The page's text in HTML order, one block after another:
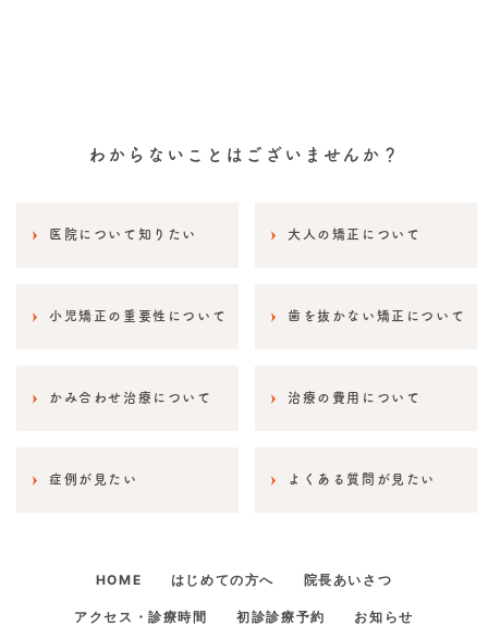
わからないことはございませんか？
医院について知りたい 大人の矯正について
小児矯正の重要性について 歯を抜かない矯正について
かみ合わせ治療について 治療の費用について
症例が見たい よくある質問が見たい
HOME はじめての方へ 院長あいさつ
アクセス・診療時間 初診診療予約 お知らせ